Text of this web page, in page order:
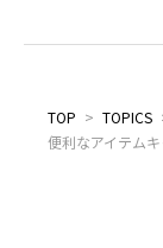
TOP > TOPICS
便利なアイテム